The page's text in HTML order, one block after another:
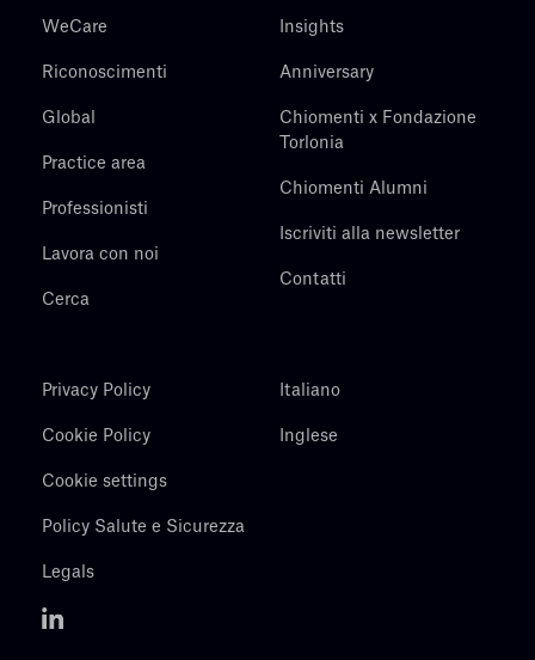
WeCare
Riconoscimenti
Global
Practice area
Professionisti
Lavora con noi
Cerca
Insights
Anniversary
Chiomenti x Fondazione
Torlonia
Chiomenti Alumni
Iscriviti alla newsletter
Contatti
Privacy Policy
Cookie Policy
Cookie settings
Policy Salute e Sicurezza
Legals
Italiano
Inglese